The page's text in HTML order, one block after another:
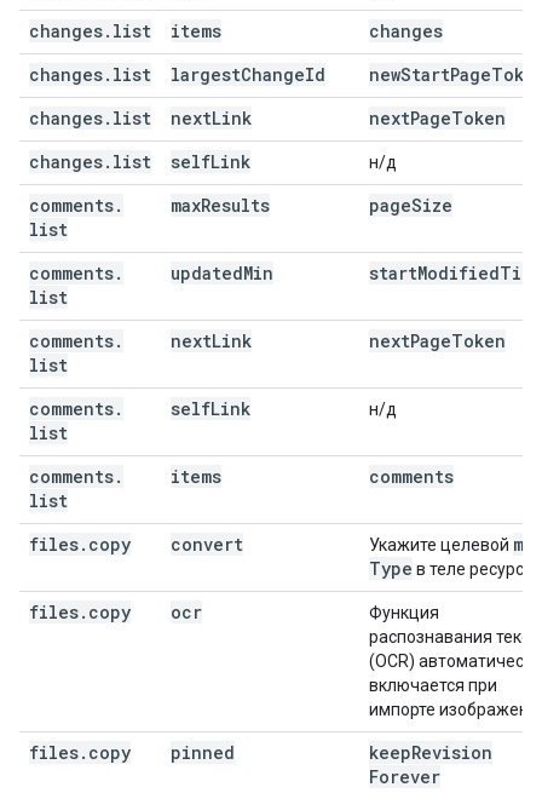
changes. list items
changes
changes. list largestChangeId newStartPage
changes. list nextLink nextPageToken
changes. list selfLink н/д
comments.
list
maxResults pageSize
comments.
list
updatedMin startModifiedTime
comments.
list
nextLink nextPageToken
comments.
list
selfLink н/д
comments.
list
items comments
files. copy convert Укажите целевой
Type в теле ресурса.
files. copy ocr
Функция
распознавания
(OCR) автоматически
включается при
импорте
files. copy pinned keepRevision
Forever